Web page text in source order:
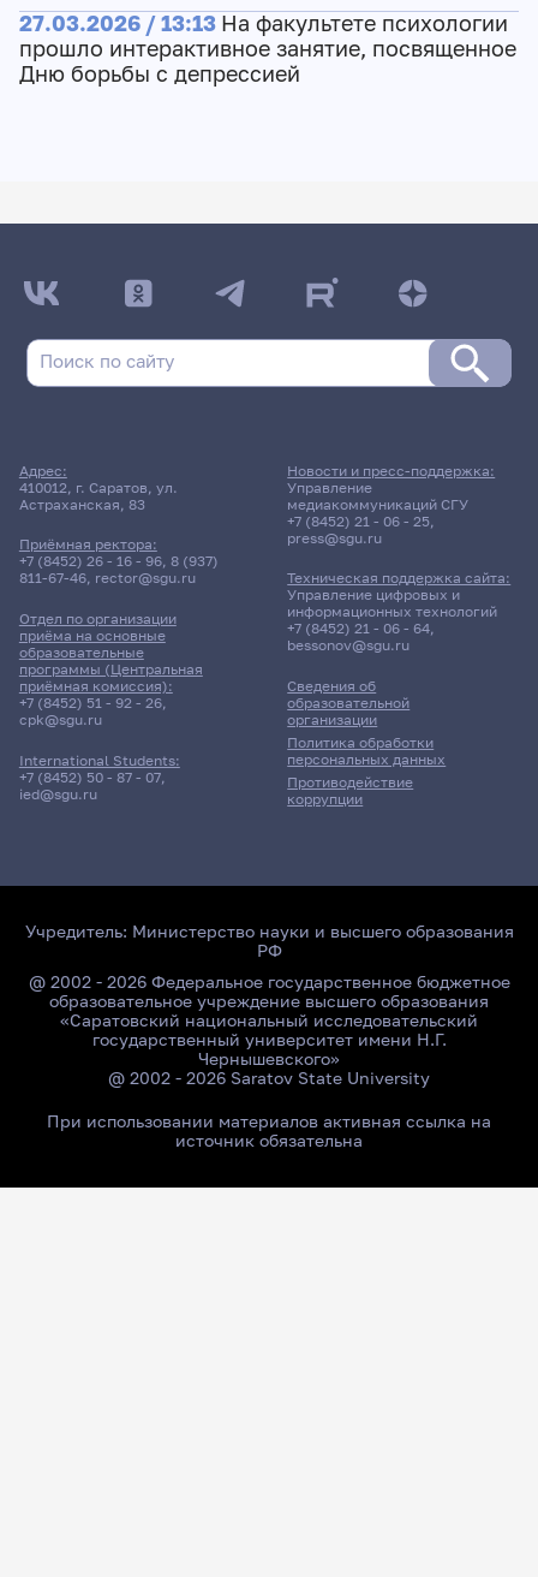
27.03.2026 / 13:13 На факультете психологии
прошло интерактивное занятие, посвященное
Дню борьбы с депрессией
Адрес:
410012, г. Саратов, ул.
Астраханская, 83
Приёмная ректора:
+7 (8452) 26 - 16 - 96, 8 (937)
811-67-46, rector@sgu.ru
Отдел по организации
приёма на основные
образовательные
программы (Центральная
приёмная комиссия):
+7 (8452) 51 - 92 - 26,
cpk@sgu.ru
International Students:
+7 (8452) 50 - 87 - 07,
ied@sgu.ru
Сведения об
образовательной
организации
Политика обработки
персональных данных
Противодействие
коррупции
Новости и пресс-поддержка:
Управление
медиакоммуникаций СГУ
+7 (8452) 21 - 06 - 25,
press@sgu.ru
Техническая поддержка сайта:
Управление цифровых и
информационных технологий
+7 (8452) 21 - 06 - 64,
bessonov@sgu.ru
Учредитель: Министерство науки и высшего образования
РФ
@ 2002 - 2026 Федеральное государственное бюджетное
образовательное учреждение высшего образования
«Саратовский национальный исследовательский
государственный университет имени Н.Г.
Чернышевского»
@ 2002 - 2026 Saratov State University
При использовании материалов активная ссылка на
источник обязательна